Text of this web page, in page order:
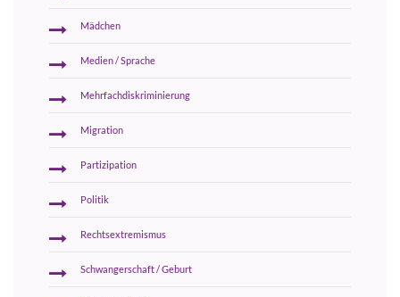
Mädchen
Medien / Sprache
Mehrfachdiskriminierung
Migration
Partizipation
Politik
Rechtsextremismus
Schwangerschaft / Geburt